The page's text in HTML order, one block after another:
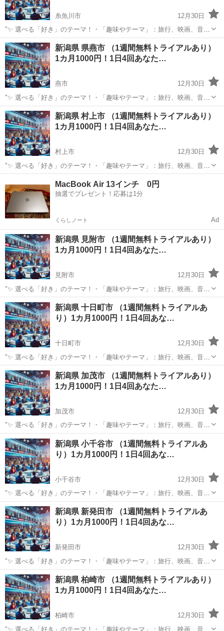
糸魚川市
12月30日
"✨ 選べる「好き」のテーマ！・「趣味やテーマ」：旅行、映画、音
楽、ペットなど、好きなものをもっと楽しめる情報をお届けします。
⏰ 1日4回のタイムリーな配信 7:00: 目覚めの1通で1日を元気にスター
ト！12:0...
新潟 糸魚川市 その他
新潟県 県燕市 （1週間無料トライアルあり）
1カ月1000円！1日4回あなた…
燕市
12月30日
"✨ 選べる「好き」のテーマ！・「趣味やテーマ」：旅行、映画、音
楽、ペットなど、好きなものをもっと楽しめる情報をお届けします。
⏰ 1日4回のタイムリーな配信 7:00: 目覚めの1通で1日を元気にスター
ト！12:0...
新潟 燕市 その他
新潟県 村上市 （1週間無料トライアルあり）
1カ月1000円！1日4回あなた…
村上市
12月30日
"✨ 選べる「好き」のテーマ！・「趣味やテーマ」：旅行、映画、音
楽、ペットなど、好きなものをもっと楽しめる情報をお届けします。
⏰ 1日4回のタイムリーな配信 7:00: 目覚めの1通で1日を元気にスター
ト！12:0...
MacBook Air 13インチ 0円
抽選でプレゼント！応募は1分
くらしノート Ad
新潟県 見附市 （1週間無料トライアルあり）
1カ月1000円！1日4回あなた…
見附市
12月30日
"✨ 選べる「好き」のテーマ！・「趣味やテーマ」：旅行、映画、音
楽、ペットなど、好きなものをもっと楽しめる情報をお届けします。
⏰ 1日4回のタイムリーな配信 7:00: 目覚めの1通で1日を元気にスター
ト！12:0...
新潟 見附市 その他 BTS
新潟県 十日町市 （1週間無料トライアルあ
り）1カ月1000円！1日4回あな…
十日町市
12月30日
"✨ 選べる「好き」のテーマ！・「趣味やテーマ」：旅行、映画、音
楽、ペットなど、好きなものをもっと楽しめる情報をお届けします。
⏰ 1日4回のタイムリーな配信 7:00: 目覚めの1通で1日を元気にスター
ト！12:0...
新潟 十日町市 その他
新潟県 加茂市 （1週間無料トライアルあり）
1カ月1000円！1日4回あなた…
加茂市
12月30日
"✨ 選べる「好き」のテーマ！・「趣味やテーマ」：旅行、映画、音
楽、ペットなど、好きなものをもっと楽しめる情報をお届けします。
⏰ 1日4回のタイムリーな配信 7:00: 目覚めの1通で1日を元気にスター
ト！12:0...
新潟 加茂市 その他
新潟県 小千谷市 （1週間無料トライアルあ
り）1カ月1000円！1日4回あな…
小千谷市
12月30日
"✨ 選べる「好き」のテーマ！・「趣味やテーマ」：旅行、映画、音
楽、ペットなど、好きなものをもっと楽しめる情報をお届けします。
⏰ 1日4回のタイムリーな配信 7:00: 目覚めの1通で1日を元気にスター
ト！12:0...
新潟 小千谷市 その他
新潟県 新発田市 （1週間無料トライアルあ
り）1カ月1000円！1日4回あな…
新発田市
12月30日
"✨ 選べる「好き」のテーマ！・「趣味やテーマ」：旅行、映画、音
楽、ペットなど、好きなものをもっと楽しめる情報をお届けします。
⏰ 1日4回のタイムリーな配信 7:00: 目覚めの1通で1日を元気にスター
ト！12:0...
新潟 新発田市 その他
新潟県 柏崎市 （1週間無料トライアルあり）
1カ月1000円！1日4回あなた…
柏崎市
12月30日
"✨ 選べる「好き」のテーマ！・「趣味やテーマ」：旅行、映画、音